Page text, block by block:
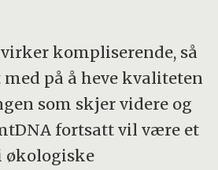
kompliserende, så
på å heve kvaliteten
som skjer videre og
fortsatt vil være et
økologiske